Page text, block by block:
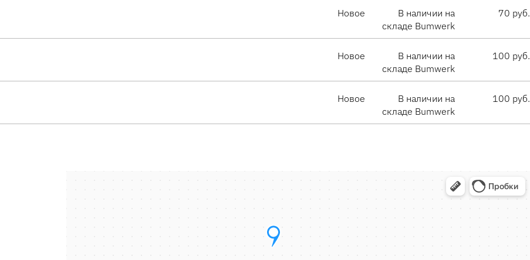
Новое
В наличии на
складе Bumwerk
70 руб.
Новое
В наличии на
складе Bumwerk
100 руб.
Новое
В наличии на
складе Bumwerk
100 руб.